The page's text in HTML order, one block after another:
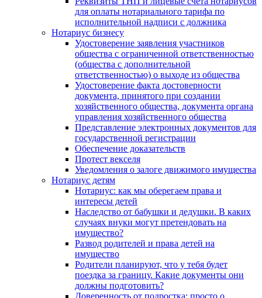
для оплаты нотариального тарифа по
исполнительной надписи с должника
Нотариус бизнесу
Удостоверение заявления участников
общества с ограниченной ответственностью
(общества с дополнительной
ответственностью) о выходе из общества
Удостоверение факта достоверности
документа, принятого при создании
хозяйственного общества, документа органа
управления хозяйственного общества
Представление электронных документов для
государственной регистрации
Обеспечение доказательств
Протест векселя
Уведомления о залоге движимого имущества
Нотариус детям
Нотариус: как мы оберегаем права и
интересы детей
Наследство от бабушки и дедушки. В каких
случаях внуки могут претендовать на
имущество?
Развод родителей и права детей на
имущество
Родители планируют, что у тебя будет
поездка за границу. Какие документы они
должны подготовить?